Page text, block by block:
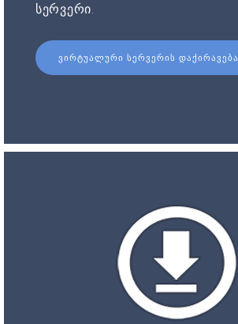
სერვერი.
ᲕᲘᲠᲢᲣᲐᲚᲣᲠᲘ ᲡᲔᲠᲕᲔᲠᲘᲡ ᲓᲐᲥᲘᲠᲐᲕᲔᲑᲐ